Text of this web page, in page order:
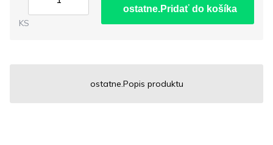
KS
ostatne.Pridať do košíka
ostatne.Popis produktu